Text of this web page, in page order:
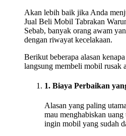
Akan lebih baik jika Anda
Jual Beli Mobil Tabrakan
Sebab, banyak orang awam
dengan riwayat kecelakaan.
Berikut beberapa alasan
langsung membeli mobil rusak
1. Biaya Perbaikan
Alasan yang paling
mau menghabiskan
ingin mobil yang sudah